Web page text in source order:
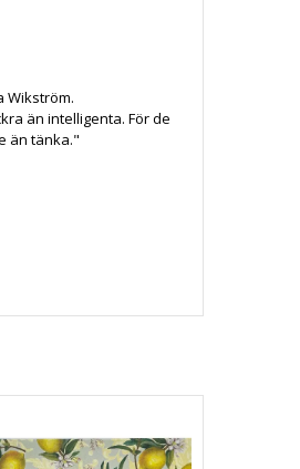
Wikström.
än intelligenta. För de
än tänka."